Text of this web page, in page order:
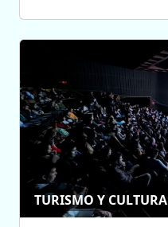
TURISMO Y CULTURA